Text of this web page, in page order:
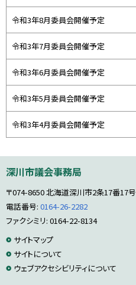
令和3年8月委員会開催予定
令和3年7月委員会開催予定
令和3年6月委員会開催予定
令和3年5月委員会開催予定
令和3年4月委員会開催予定
文
戻
ー
戻
深川市議会事務局
〒074-8650北海道深川市2条17番17号
電話番号: 0164-26-2282
ファクシミリ: 0164-22-8134
サ
イ
ト
サイトマップ
サイトについて
ウェブアクセシビリティについて